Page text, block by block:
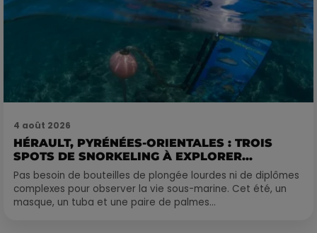
4 août 2026
HÉRAULT, PYRÉNÉES-ORIENTALES : TROIS
SPOTS DE SNORKELING À EXPLORER...
Pas besoin de bouteilles de plongée lourdes ni de diplômes
complexes pour observer la vie sous-marine. Cet été, un
masque, un tuba et une paire de palmes...